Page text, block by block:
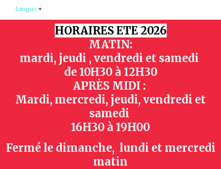
HORAIRES ETE 2026
MATIN:
mardi, jeudi , vendredi et samedi
de10H30 à 12H30
APRÈS MIDI :
Mardi, mercredi, jeudi, vendredi et
samedi
16H30 à 19H00
Fermé le dimanche, lundi et mercredi
matin
Langue ▼